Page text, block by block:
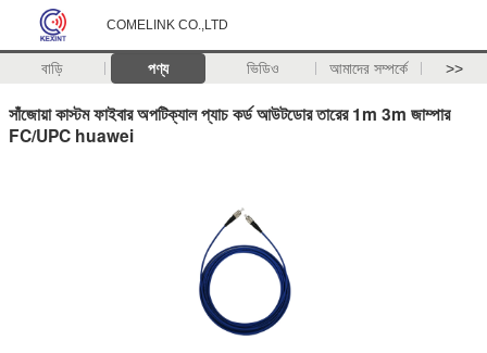
COMELINK CO.,LTD
বাড়ি পণ্য ভিডিও আমাদের সম্পর্কে >>
সাঁজোয়া কাস্টম ফাইবার অপটিক্যাল প্যাচ কর্ড আউটডোর তারের 1m 3m জাম্পার
FC/UPC huawei